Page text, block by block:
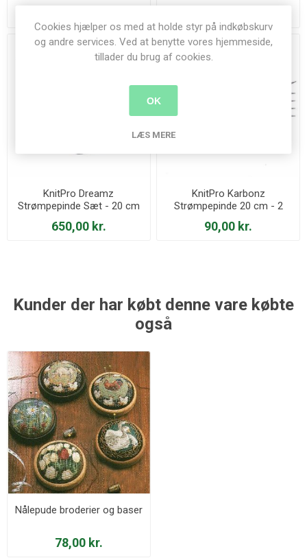
KnitPro Dreamz
Strømpepinde Sæt - 20 cm
650,00 kr.
KnitPro Karbonz
Strømpepinde 20 cm - 2
90,00 kr.
Kunder der har købt denne vare købte
også
Nålepude broderier og baser
78,00 kr.
Cookies hjælper os med at holde styr på indkøbskurv
og andre services. Ved at benytte vores hjemmeside,
tillader du brug af cookies.
OK
LÆS MERE